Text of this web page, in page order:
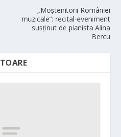
„Moștenitorii României
muzicale”: recital-eveniment
susținut de pianista Alina
Bercu